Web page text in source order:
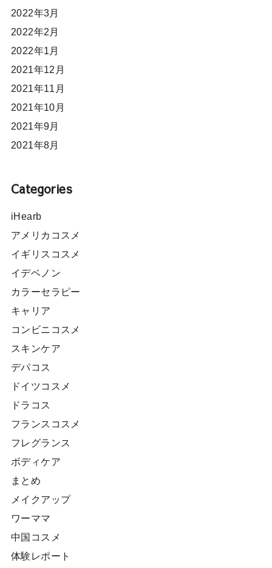
2022年3月
2022年2月
2022年1月
2021年12月
2021年11月
2021年10月
2021年9月
2021年8月
Categories
iHearb
アメリカコスメ
イギリスコスメ
イデベノン
カラーセラピー
キャリア
コンビニコスメ
スキンケア
デパコス
ドイツコスメ
ドラコス
フランスコスメ
フレグランス
ボディケア
まとめ
メイクアップ
ワーママ
中国コスメ
体験レポート